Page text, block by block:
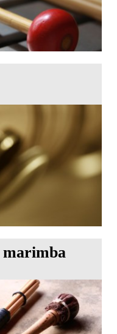
Christian Lardé
marimba
de marimba avec